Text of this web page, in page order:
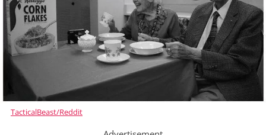
TacticalBeast/Reddit